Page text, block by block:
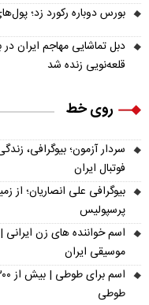
بورس دوباره رکورد زد؛
دبل تماشایی مهاجم ایران
قلعه‌نویی زنده شد
روی خط
سردار آزمون؛ بیوگرافی،
فوتبال ایران
بیوگرافی علی انصاریان؛
پرسپولیس
اسم خواننده های زن
موسیقی ایران
طوطی